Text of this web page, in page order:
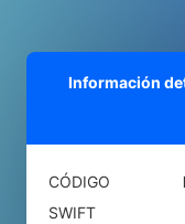
Información
CÓDIGO
SWIFT